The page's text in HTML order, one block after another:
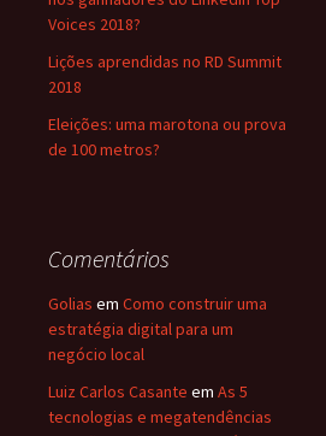
Voices 2018?
Lições aprendidas no RD Summit
2018
Eleições: uma marotona ou prova
de 100 metros?
Comentários
Golias em Como construir uma
estratégia digital para um
negócio local
Luiz Carlos Casante em As 5
tecnologias e megatendências